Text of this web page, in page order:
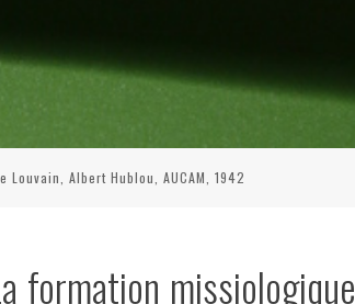
Albert Hublou, AUCAM, 1942
formation missiologique